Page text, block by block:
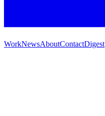
WorkNewsAboutContactDigest